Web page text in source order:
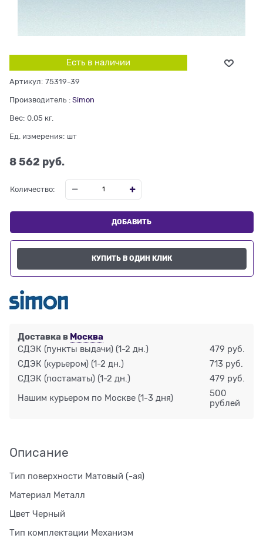
Есть в наличии
Артикул: 75319-39
Производитель : Simon
Вес: 0.05 кг.
Ед. измерения: шт
8 562 руб.
Количество:
ДОБАВИТЬ
КУПИТЬ В ОДИН КЛИК
Доставка в Москва
СДЭК (пункты выдачи) (1-2 дн.)
479 руб.
СДЭК (курьером) (1-2 дн.)
713 руб.
СДЭК (постаматы) (1-2 дн.) 479 руб.
Нашим курьером по Москве (1-3 дня)
500
рублей
Описание
Тип поверхности Матовый (-ая)
Материал Металл
Цвет Черный
Тип комплектации Механизм